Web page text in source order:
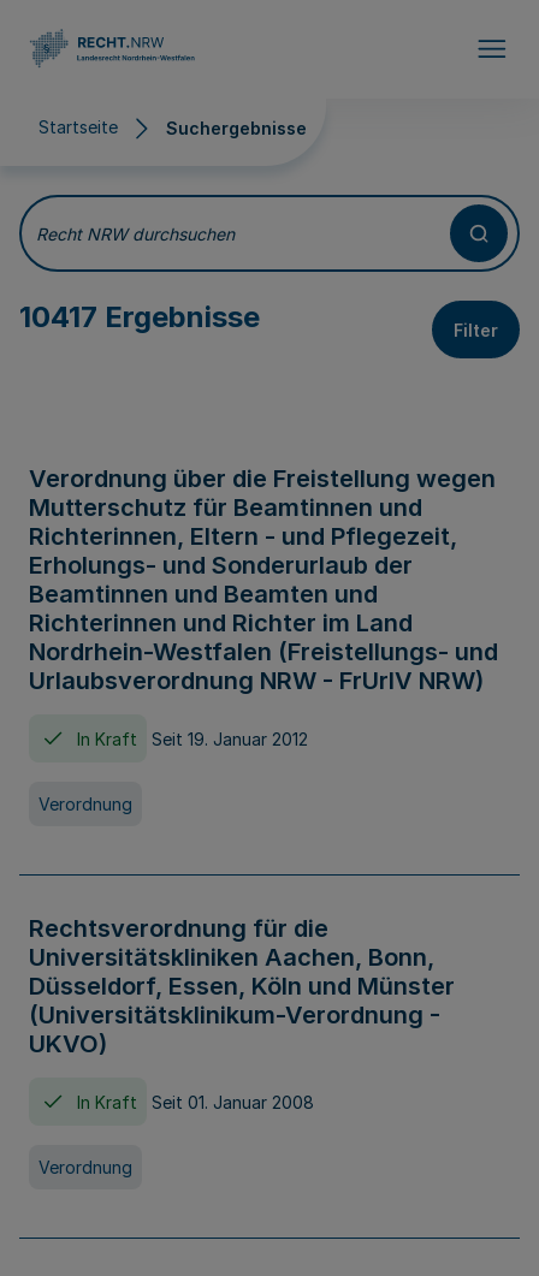
Startseite Suchergebnisse
Suchergebnisse
Recht NRW durchsuchen
10417 Ergebnisse Filter
Verordnung über die Freistellung wegen
Mutterschutz für Beamtinnen und
Richterinnen, Eltern - und Pflegezeit,
Erholungs- und Sonderurlaub der
Beamtinnen und Beamten und
Richterinnen und Richter im Land
Nordrhein-Westfalen (Freistellungs- und
Urlaubsverordnung NRW - FrUrlV NRW)
In Kraft Seit 19. Januar 2012
Verordnung
Rechtsverordnung für die
Universitätskliniken Aachen, Bonn,
Düsseldorf, Essen, Köln und Münster
(Universitätsklinikum-Verordnung -
UKVO)
In Kraft Seit 01. Januar 2008
Verordnung